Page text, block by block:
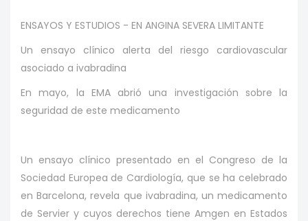
ENSAYOS Y ESTUDIOS - EN ANGINA SEVERA LIMITANTE
Un ensayo clínico alerta del riesgo cardiovascular
asociado a ivabradina
En mayo, la EMA abrió una investigación sobre la
seguridad de este medicamento
Un ensayo clínico presentado en el Congreso de la
Sociedad Europea de Cardiología, que se ha celebrado
en Barcelona, revela que ivabradina, un medicamento
de Servier y cuyos derechos tiene Amgen en Estados